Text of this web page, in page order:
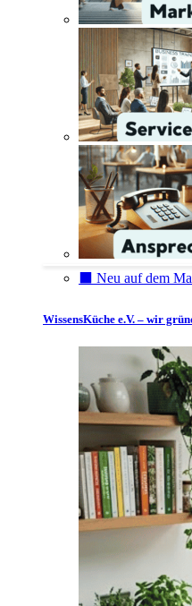
⬛️ Neu auf dem
WissensKüche e.V. – wir